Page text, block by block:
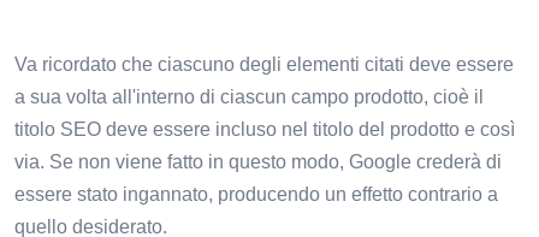
Va ricordato che ciascuno degli elementi citati deve essere
a sua volta all'interno di ciascun campo prodotto, cioè il
titolo SEO deve essere incluso nel titolo del prodotto e così
via. Se non viene fatto in questo modo, Google crederà di
essere stato ingannato, producendo un effetto contrario a
quello desiderato.